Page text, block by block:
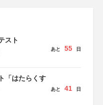
スト
あと 55 日
「はたらくす
あと 41 日